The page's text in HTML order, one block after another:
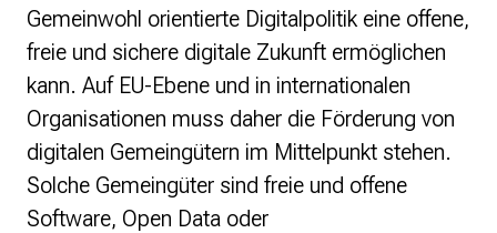
Suchanfrage
Suchen
Gemeinwohl orientierte Digitalpolitik eine offene,
freie und sichere digitale Zukunft ermöglichen
kann. Auf EU-Ebene und in internationalen
Organisationen muss daher die Förderung von
digitalen Gemeingütern im Mittelpunkt stehen.
Solche Gemeingüter sind freie und offene
Software, Open Data oder